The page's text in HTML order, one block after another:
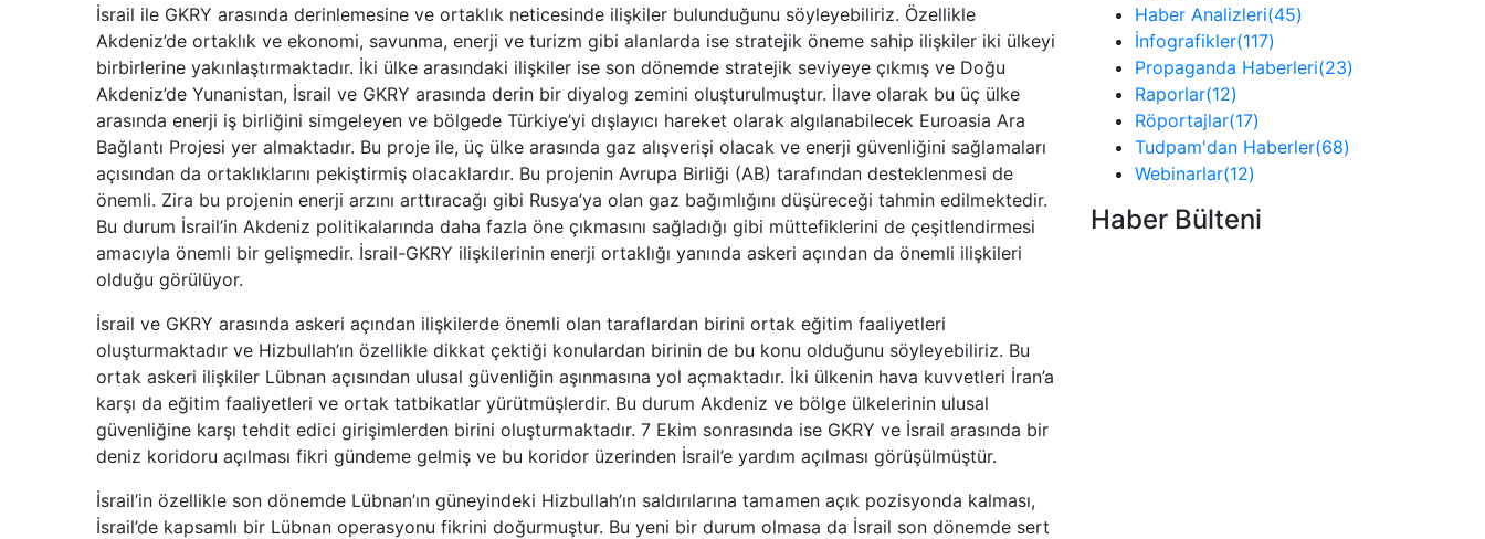
İsrail ile GKRY arasında derinlemesine ve ortaklık neticesinde ilişkiler bulunduğunu söyleyebiliriz. Özellikle
Akdeniz’de ortaklık ve ekonomi, savunma, enerji ve turizm gibi alanlarda ise stratejik öneme sahip ilişkiler iki ülkeyi
birbirlerine yakınlaştırmaktadır. İki ülke arasındaki ilişkiler ise son dönemde stratejik seviyeye çıkmış ve Doğu
Akdeniz’de Yunanistan, İsrail ve GKRY arasında derin bir diyalog zemini oluşturulmuştur. İlave olarak bu üç ülke
arasında enerji iş birliğini simgeleyen ve bölgede Türkiye’yi dışlayıcı hareket olarak algılanabilecek Euroasia Ara
Bağlantı Projesi yer almaktadır. Bu proje ile, üç ülke arasında gaz alışverişi olacak ve enerji güvenliğini sağlamaları
açısından da ortaklıklarını pekiştirmiş olacaklardır. Bu projenin Avrupa Birliği (AB) tarafından desteklenmesi de
önemli. Zira bu projenin enerji arzını arttıracağı gibi Rusya’ya olan gaz bağımlığını düşüreceği tahmin edilmektedir.
Bu durum İsrail’in Akdeniz politikalarında daha fazla öne çıkmasını sağladığı gibi müttefiklerini de çeşitlendirmesi
amacıyla önemli bir gelişmedir. İsrail-GKRY ilişkilerinin enerji ortaklığı yanında askeri açından da önemli ilişkileri
olduğu görülüyor.
İsrail ve GKRY arasında askeri açından ilişkilerde önemli olan taraflardan birini ortak eğitim faaliyetleri
oluşturmaktadır ve Hizbullah’ın özellikle dikkat çektiği konulardan birinin de bu konu olduğunu söyleyebiliriz. Bu
ortak askeri ilişkiler Lübnan açısından ulusal güvenliğin aşınmasına yol açmaktadır. İki ülkenin hava kuvvetleri İran’a
karşı da eğitim faaliyetleri ve ortak tatbikatlar yürütmüşlerdir. Bu durum Akdeniz ve bölge ülkelerinin ulusal
güvenliğine karşı tehdit edici girişimlerden birini oluşturmaktadır. 7 Ekim sonrasında ise GKRY ve İsrail arasında bir
deniz koridoru açılması fikri gündeme gelmiş ve bu koridor üzerinden İsrail’e yardım açılması görüşülmüştür.
İsrail’in özellikle son dönemde Lübnan’ın güneyindeki Hizbullah’ın saldırılarına tamamen açık pozisyonda kalması,
İsrail’de kapsamlı bir Lübnan operasyonu fikrini doğurmuştur. Bu yeni bir durum olmasa da İsrail son dönemde sert
Haber Analizleri(45)
İnfografikler(117)
Propaganda Haberleri(23)
Raporlar(12)
Röportajlar(17)
Tudpam'dan Haberler(68)
Webinarlar(12)
Haber Bülteni